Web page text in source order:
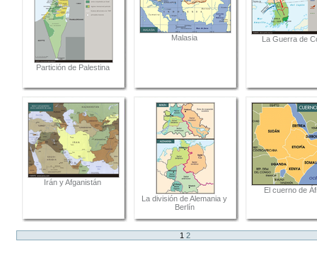
Partición de Palestina
Malasia La Guerra de
Irán y Afganistán
La división de Alemania y
Berlín
El cuerno de
1 2